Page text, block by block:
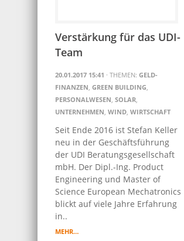
Verstärkung für das UDI-
Team
20.01.2017 15:41 · THEMEN: GELD-
FINANZEN, GREEN BUILDING,
PERSONALWESEN, SOLAR,
UNTERNEHMEN, WIND, WIRTSCHAFT
Seit Ende 2016 ist Stefan Keller
neu in der Geschäftsführung
der UDI Beratungsgesellschaft
mbH. Der Dipl.-Ing. Product
Engineering und Master of
Science European Mechatronics
blickt auf viele Jahre Erfahrung
in..
MEHR…